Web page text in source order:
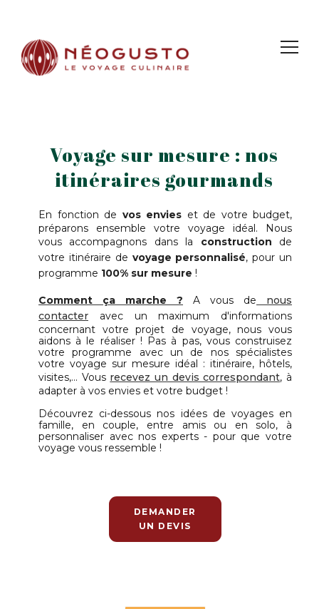
Voyage sur mesure : nos
itinéraires gourmands
En fonction de vos envies et de votre budget,
préparons ensemble votre voyage idéal. Nous
vous accompagnons dans la construction de
votre itinéraire de voyage personnalisé, pour un
programme 100% sur mesure !
Comment ça marche ? A vous de nous
contacter avec un maximum d'informations
concernant votre projet de voyage, nous vous
aidons à le réaliser ! Pas à pas, vous construisez
votre programme avec un de nos spécialistes
votre voyage sur mesure idéal : itinéraire, hôtels,
visites,... Vous recevez un devis correspondant, à
adapter à vos envies et votre budget !
Découvrez ci-dessous nos idées de voyages en
famille, en couple, entre amis ou en solo, à
personnaliser avec nos experts - pour que votre
voyage vous ressemble !
DEMANDER
UN DEVIS